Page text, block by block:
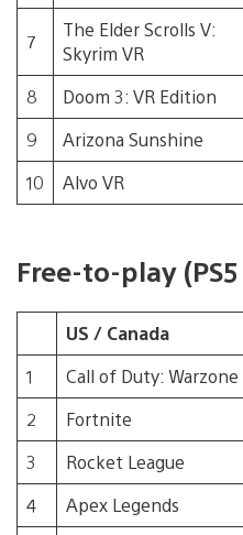
7
The Elder Scrolls V:
Skyrim VR
8 Doom 3: VR Edition
9
Arizona Sunshine
10
Alvo VR
Free-to-play (PS5
US / Canada
1
Call of Duty: Warzone
2
Fortnite
3
Rocket League
4
Apex Legends